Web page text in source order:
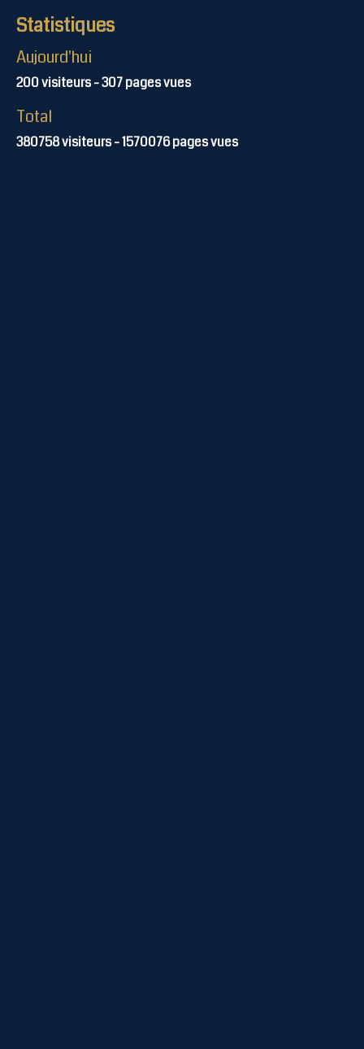
Statistiques
Aujourd'hui
200visiteurs -307pages vues
Total
380758visiteurs -1570076pages vues